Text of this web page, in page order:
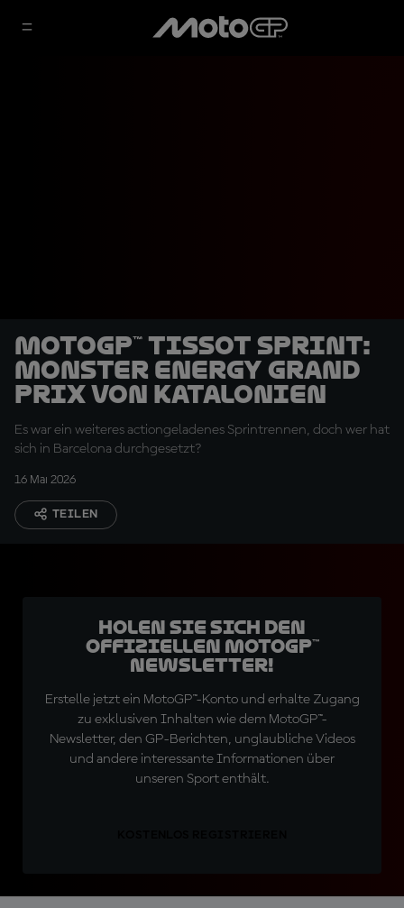
MotoGP™ Tissot Sprint:
Monster Energy Grand
Prix von Katalonien
Es war ein weiteres actiongeladenes Sprintrennen, doch wer hat
sich in Barcelona durchgesetzt?
16 Mai 2026
TEILEN
Holen Sie sich den
offiziellen MotoGP™
Newsletter!
Erstelle jetzt ein MotoGP™-Konto und erhalte Zugang
zu exklusiven Inhalten wie dem MotoGP™-
Newsletter, den GP-Berichten, unglaubliche Videos
und andere interessante Informationen über
unseren Sport enthält.